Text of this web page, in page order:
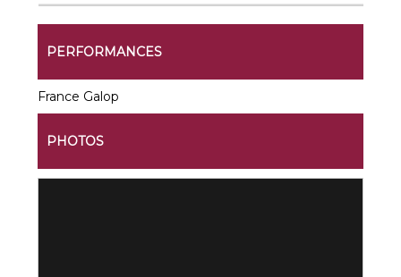
PERFORMANCES
France Galop
PHOTOS